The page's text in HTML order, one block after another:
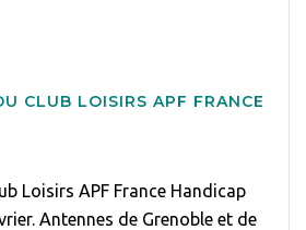
CLUB LOISIRS APF FRANCE
Loisirs APF France Handicap
Antennes de Grenoble et de